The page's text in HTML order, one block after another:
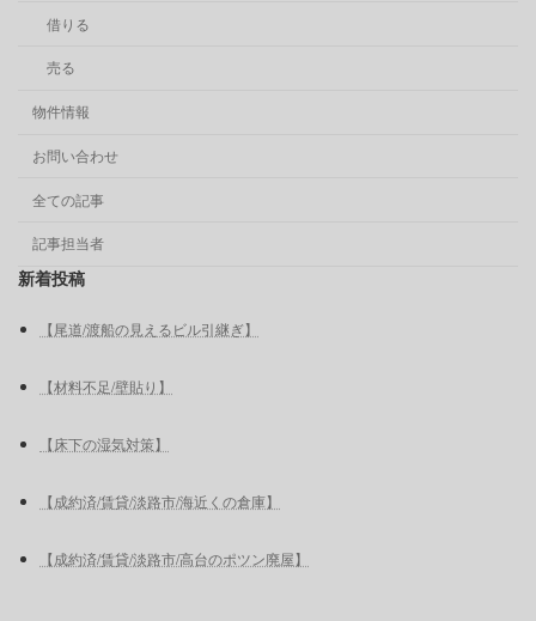
借りる
売る
物件情報
お問い合わせ
全ての記事
記事担当者
新着投稿
【尾道/渡船の見えるビル引継ぎ】
【材料不足/壁貼り】
【床下の湿気対策】
【成約済/賃貸/淡路市/海近くの倉庫】
【成約済/賃貸/淡路市/高台のポツン廃屋】